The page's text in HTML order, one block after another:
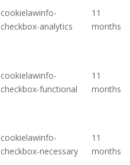
cookielawinfo-
checkbox-analytics
11
months
cookielawinfo-
checkbox-functional
11
months
cookielawinfo-
checkbox-necessary
11
months